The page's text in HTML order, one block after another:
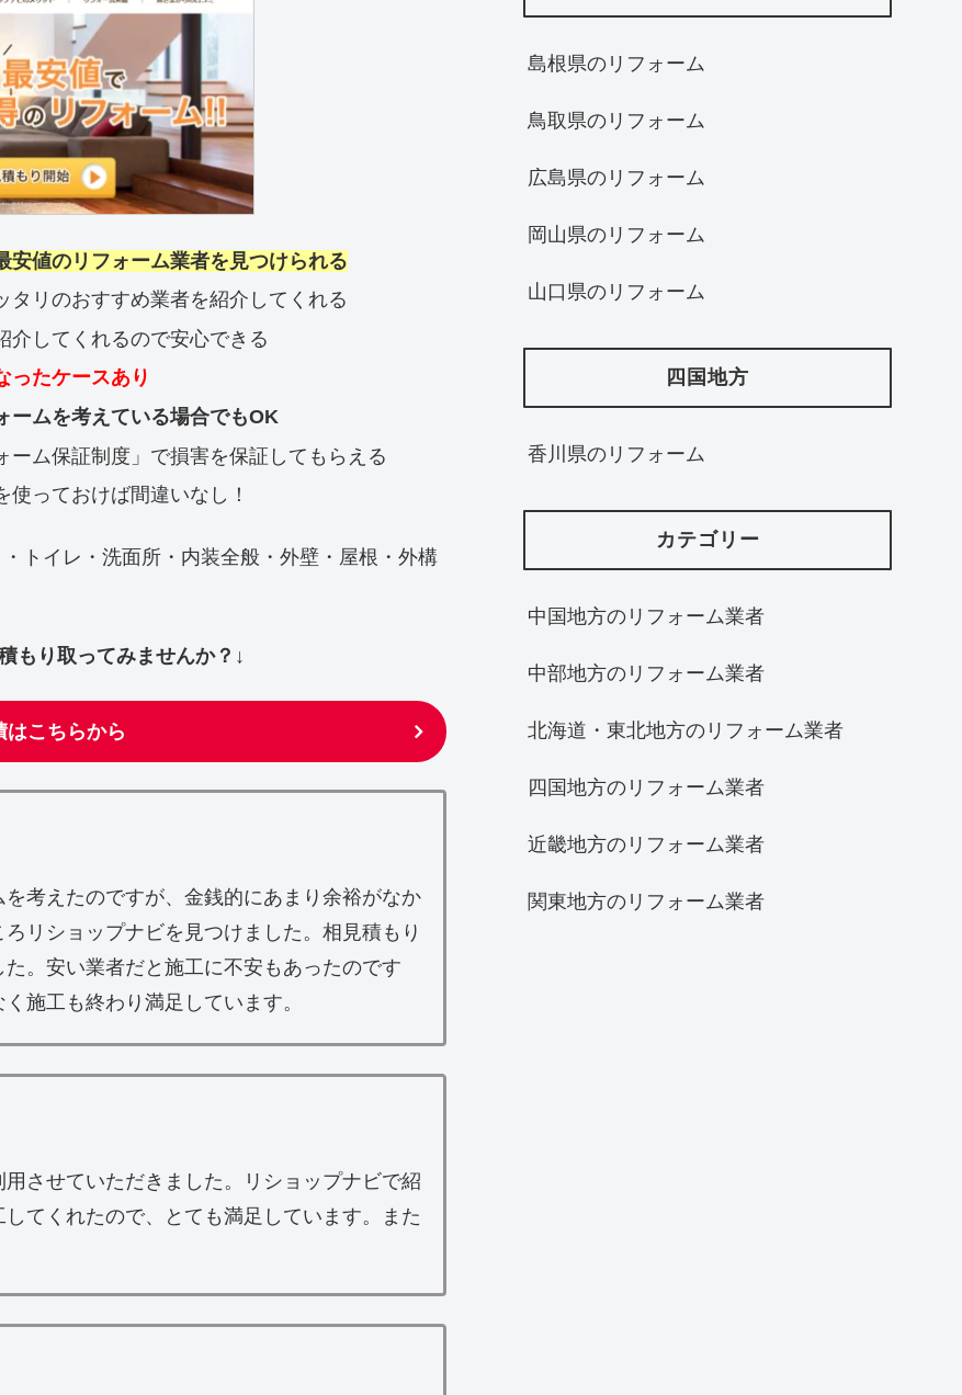
値のリフォーム業者を見つけられる
タリのおすすめ業者を紹介してくれる
介してくれるので安心できる
ったケースあり
ームを考えている場合でもOK
ム保証制度」で損害を保証してもらえる
っておけば間違いなし！
トイレ・洗面所・内装全般・外壁・屋根・外構
もり取ってみませんか？↓
はこちらから
考えたのですが、金銭的にあまり余裕がなか
リショップナビを見つけました。相見積もり
。安い業者だと施工に不安もあったのです
施工も終わり満足しています。
させていただきました。リショップナビで紹
てくれたので、とても満足しています。また
島根県のリフォーム
鳥取県のリフォーム
広島県のリフォーム
岡山県のリフォーム
山口県のリフォーム
四国地方
香川県のリフォーム
カテゴリー
中国地方のリフォーム業者
中部地方のリフォーム業者
北海道・東北地方のリフォーム業者
四国地方のリフォーム業者
近畿地方のリフォーム業者
関東地方のリフォーム業者